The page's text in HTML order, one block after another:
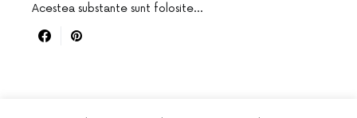
Acestea substante sunt folosite…